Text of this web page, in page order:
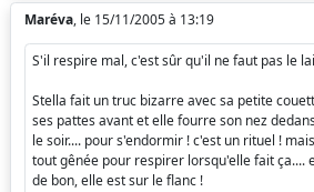
Maréva, le 15/11/2005 à 13:19
S'il respire mal, c'est sûr qu'il ne faut pas le
Stella fait un truc bizarre avec sa petite
ses pattes avant et elle fourre son nez
le soir.... pour s'endormir ! c'est un rituel !
tout gênée pour respirer lorsqu'elle fait ça....
de bon, elle est sur le flanc !